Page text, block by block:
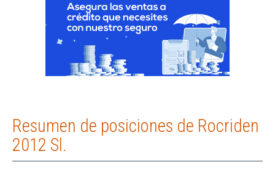
Resumen de posiciones de Rocriden
2012 Sl.